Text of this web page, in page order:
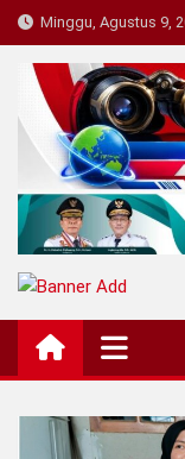
Skip
to
content
Minggu, Agustus 9,
Teropong
Beranda Informasi